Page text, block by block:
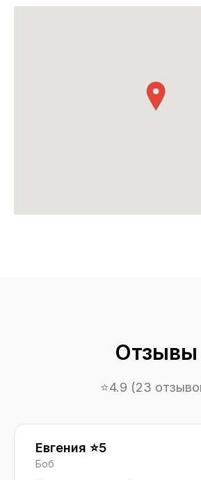
Отзывы
⭐️4.9 (23
Евгения ⭐️5
Боб